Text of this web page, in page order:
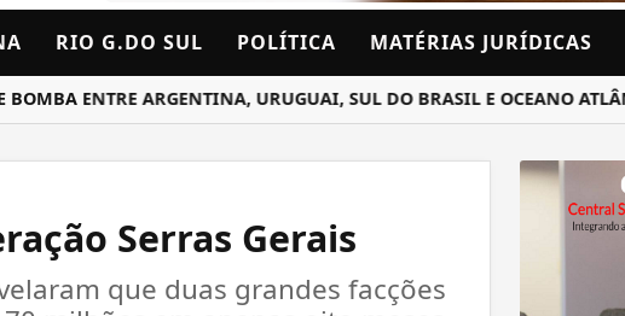
RIO G.DO SUL POLÍTICA MATÉRIAS JURÍDICAS
ENTRE ARGENTINA, URUGUAI, SUL DO BRASIL E OCEANO ATLÂNTICO
Serras Gerais
que duas grandes facções